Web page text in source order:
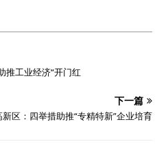
推工业经济“开门红
下一篇
区：四举措助推“专精特新”企业培育